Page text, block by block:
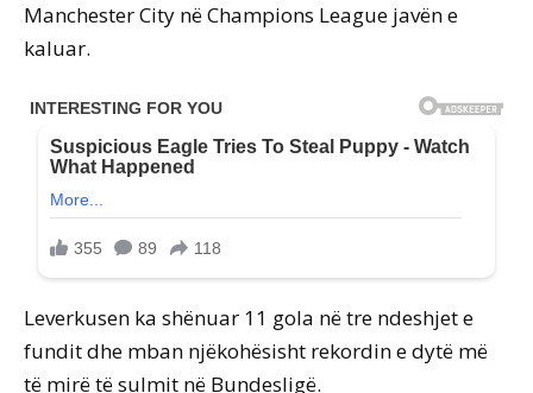
Manchester City në Champions League javën e
kaluar.
Leverkusen ka shënuar 11 gola në tre ndeshjet e
fundit dhe mban njëkohësisht rekordin e dytë më
të mirë të sulmit në Bundesligë.